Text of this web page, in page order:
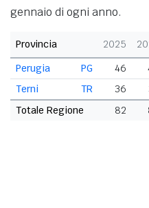
gennaio di ogni anno.
Provincia 2025
PG
Perugia 46
TR
Terni 36
Totale Regione
82